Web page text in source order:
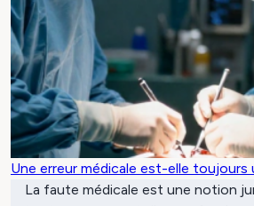
Une erreur médicale est-elle toujours
médecin ?
La faute médicale est une notion